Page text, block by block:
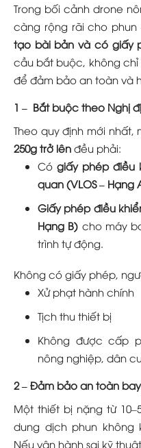
Trong bối cảnh drone
càng rộng rãi cho phun
tạo bài bản và có giấy
cầu bắt buộc, không
để đảm bảo an toàn và
1 – Bắt buộc theo Nghị
Theo quy định mới nhất,
250g trở lên đều phải:
Cógiấy phép điều
quan (VLOS – Hạng
Giấy phép điều
Hạng B) cho máy
trình tự động.
Không có giấy phép,
Xử phạt hành chính
Tịch thu thiết bị
Không được cấp
nông nghiệp, dân
2 – Đảm bảo an toàn
Một thiết bị nặng từ
dung dịch phun không
Nếu vận hành sai kỹ